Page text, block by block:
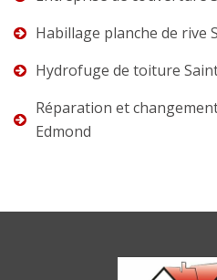
Habillage planche de rive
Hydrofuge de toiture
Réparation et
Edmond